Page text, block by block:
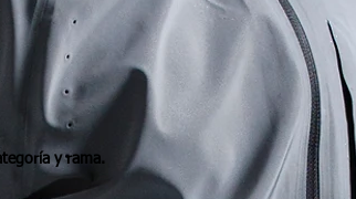
y rama.